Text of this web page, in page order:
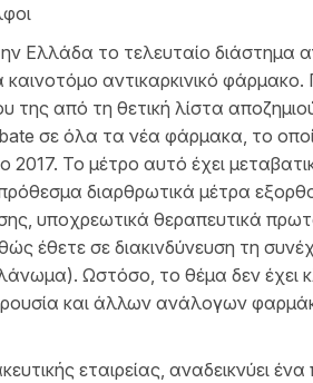
Ελλάδα το τελευταίο διάστημα
αντικαρκινικό φάρμακο.
της από τη θετική λίστα
σε όλα τα νέα φάρμακα, το
Το μέτρο αυτό έχει
διαρθρωτικά μέτρα
υποχρεωτικά θεραπευτικά
έθετε σε διακινδύνευση τη
Ωστόσο, το θέμα δεν έχει
και άλλων ανάλογων
εταιρείας, αναδεικνύει